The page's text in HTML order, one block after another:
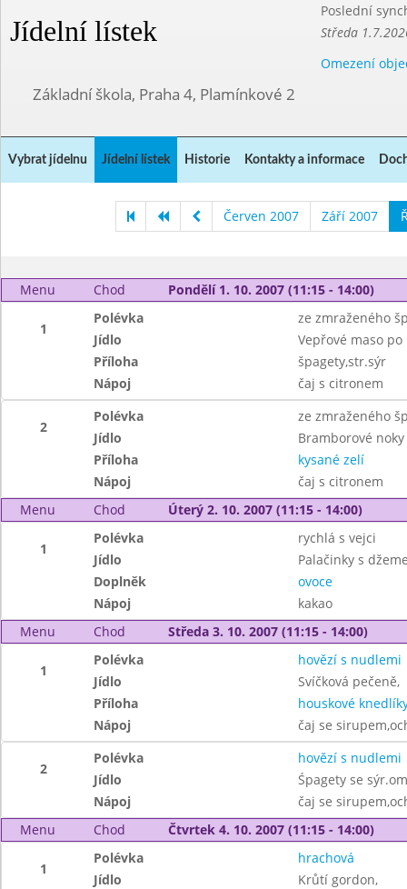
Jídelní lístek
Poslední
Středa
Omezení
Základní škola, Praha 4, Plamínkové 2
Vybrat jídelnu Jídelní lístek Historie Kontakty a informace
Červen 2007 Září 2007
Menu Chod Pondělí 1. 10. 2007 (11:15 - 14:00)
1
Polévka
ze zmraženého
Jídlo
Vepřové maso po
Příloha
špagety,str.sýr
Nápoj
čaj s citronem
2
Polévka
ze zmraženého
Jídlo
Bramborové
Příloha
kysané zelí
Nápoj
čaj s citronem
Menu
Chod Úterý 2. 10. 2007 (11:15 - 14:00)
1
Polévka
rychlá s vejci
Jídlo
Palačinky s
Doplněk
ovoce
Nápoj
kakao
Menu
Chod Středa 3. 10. 2007 (11:15 - 14:00)
1
Polévka
hovězí s nudlemi
Jídlo
Svíčková pečeně,
Příloha
houskové
Nápoj
čaj se
2
Polévka
hovězí s nudlemi
Jídlo
Śpagety se
Nápoj
čaj se
Menu
Chod Čtvrtek 4. 10. 2007 (11:15 - 14:00)
1
Polévka
hrachová
Jídlo
Krůtí gordon,